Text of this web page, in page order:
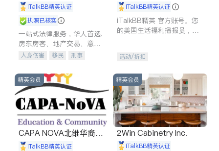
iTalkBB精英认证
执照已核实
一站式法律服务，华人首选.
房东房客、地产交易、意外
伤害、车祸重伤、商业诉
建筑合同、刑事案件全包办
人身伤害 移民
刑事
信托/遗嘱
商业
索赔
律师-其它 保释
iTalkBB精英认证
iTalkBB精英 官方账号。您
的美国生活福利播报员，精
专属福利。
活动/折扣
精英会员
CAPA NOVA北维华裔家
长会iTalkBB精英认证
精英会员
2Win Cabinetry Inc.
iTalkBB精英认证